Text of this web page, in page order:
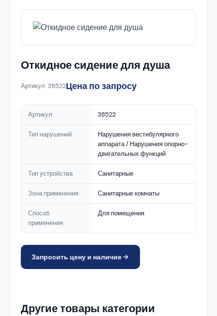
Откидное сидение для душа
Артикул: 38522Цена по запросу
Артикул 38522
Тип нарушений
Нарушения вестибулярного
аппарата / Нарушения опорно-
двигательных функций
Тип устройства Санитарные
Зона применения Санитарные комнаты
Способ
применения
Для помещения
Запросить цену и наличие
Другие товары категории